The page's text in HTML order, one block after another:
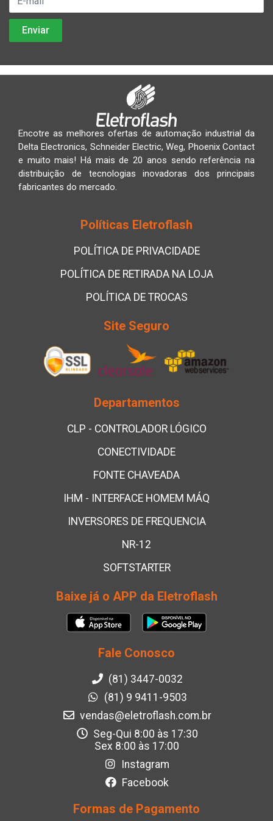
Encotre as melhores ofertas de automação industrial da
Delta Electronics, Schneider Electric, Weg, Phoenix Contact
e muito mais! Há mais de 20 anos sendo referência na
distribuição de tecnologias inovadoras dos principais
fabricantes do mercado.
Políticas Eletroflash
POLÍTICA DE PRIVACIDADE
POLÍTICA DE RETIRADA NA LOJA
POLÍTICA DE TROCAS
Site Seguro
Departamentos
CLP - CONTROLADOR LÓGICO
CONECTIVIDADE
FONTE CHAVEADA
IHM - INTERFACE HOMEM MÁQ
INVERSORES DE FREQUENCIA
NR-12
SOFTSTARTER
Baixe já o APP da Eletroflash
Fale Conosco
(81) 3447-0032
(81) 9 9411-9503
vendas@eletroflash.com.br
Seg-Qui 8:00 às 17:30
Sex 8:00 às 17:00
Instagram
Facebook
Formas de Pagamento